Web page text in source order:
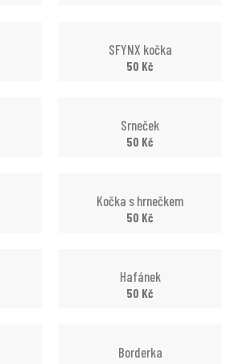
SFYNX kočka
50 Kč
Srneček
50 Kč
Kočka s hrnečkem
50 Kč
Hafánek
50 Kč
Borderka